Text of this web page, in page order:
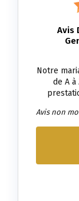
Avis
Notre
de A
invités
féerique.
beau que
Merci à
Avis non